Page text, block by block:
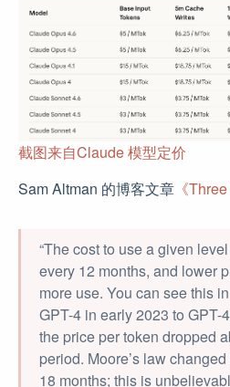
截图来自Claude 模型定价
Sam Altman 的博客文章 《
“The cost to use a given
every 12 months, and lower
more use. You can see this
GPT-4 in early 2023 to GPT-
the price per token dropped
period. Moore’s law
18 months; this is